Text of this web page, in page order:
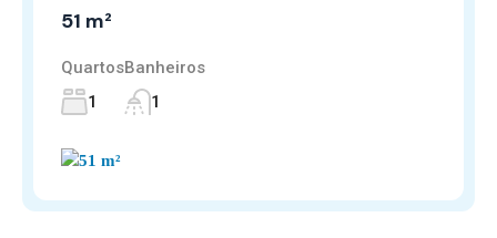
51 m²
Quartos
1
Banheiros
1